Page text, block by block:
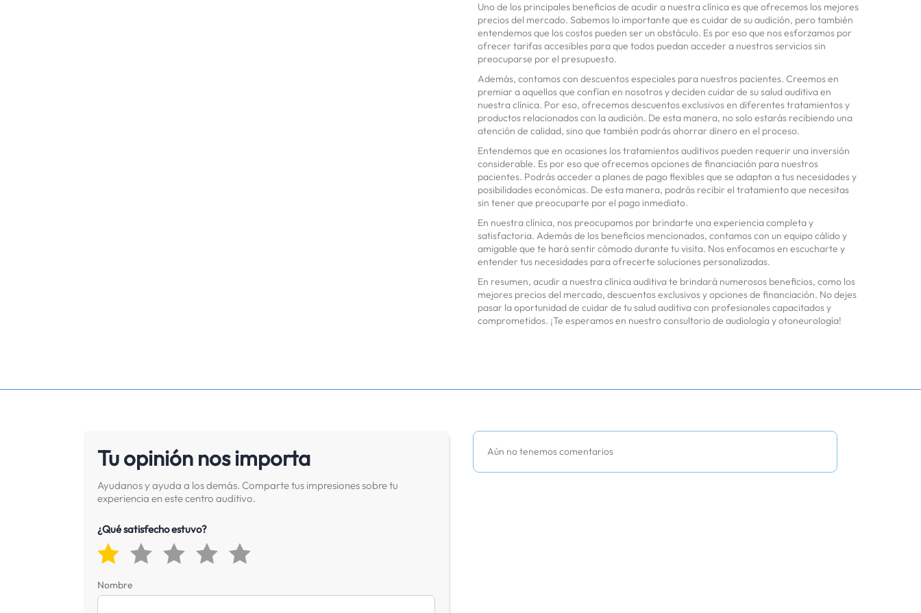
Uno de los principales beneficios de acudir a nuestra clínica es que ofrecemos los mejores
precios del mercado. Sabemos lo importante que es cuidar de su audición, pero también
entendemos que los costos pueden ser un obstáculo. Es por eso que nos esforzamos por
ofrecer tarifas accesibles para que todos puedan acceder a nuestros servicios sin
preocuparse por el presupuesto.
Además, contamos con descuentos especiales para nuestros pacientes. Creemos en
premiar a aquellos que confían en nosotros y deciden cuidar de su salud auditiva en
nuestra clínica. Por eso, ofrecemos descuentos exclusivos en diferentes tratamientos y
productos relacionados con la audición. De esta manera, no solo estarás recibiendo una
atención de calidad, sino que también podrás ahorrar dinero en el proceso.
Entendemos que en ocasiones los tratamientos auditivos pueden requerir una inversión
considerable. Es por eso que ofrecemos opciones de financiación para nuestros
pacientes. Podrás acceder a planes de pago flexibles que se adaptan a tus necesidades y
posibilidades económicas. De esta manera, podrás recibir el tratamiento que necesitas
sin tener que preocuparte por el pago inmediato.
En nuestra clínica, nos preocupamos por brindarte una experiencia completa y
satisfactoria. Además de los beneficios mencionados, contamos con un equipo cálido y
amigable que te hará sentir cómodo durante tu visita. Nos enfocamos en escucharte y
entender tus necesidades para ofrecerte soluciones personalizadas.
En resumen, acudir a nuestra clínica auditiva te brindará numerosos beneficios, como los
mejores precios del mercado, descuentos exclusivos y opciones de financiación. No dejes
pasar la oportunidad de cuidar de tu salud auditiva con profesionales capacitados y
comprometidos. ¡Te esperamos en nuestro consultorio de audiología y otoneurología!
Tu opinión nos importa
Ayudanos y ayuda a los demás. Comparte tus impresiones sobre tu
experiencia en este centro auditivo.
¿Qué satisfecho estuvo?
Nombre
Aún no tenemos comentarios